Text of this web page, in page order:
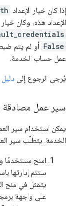
إذا كان خيار الإعداد
الإعداد هذه، وكان خيار
False أو لم يتم
عمل حساب الخدمة.
يُرجى الرجوع إلى
سير عمل
يمكن استخدام سير
الخدمة. يتطلّب سير
امنح مستخدمًا
يتمثل في منح